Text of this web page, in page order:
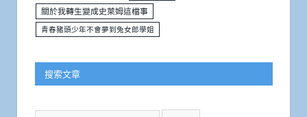
關於我轉生變成史萊姆這檔事
青春豬頭少年不會夢到兔女郎學姐
搜索文章